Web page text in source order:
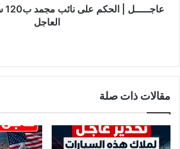
• تدعو أوكرانيا أمهات القوات الروسية التي
وإحضار أبنائهن • الناقد المسجون في الكرملين
العاجل
مقالات ذات صلة